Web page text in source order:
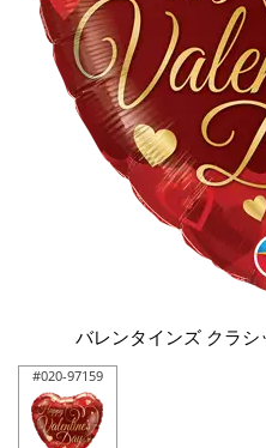
バレンタインズ クラ
#020-97159